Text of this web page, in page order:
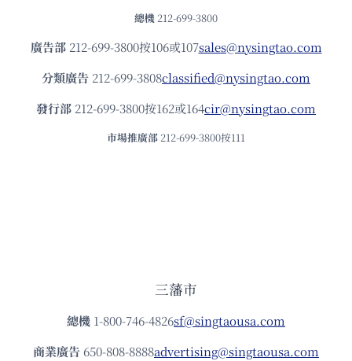
總機 212-699-3800
廣告部212-699-3800按106或107sales@nysingtao.com
分類廣告 212-699-3808classified@nysingtao.com
發⾏部 212-699-3800按162或164cir@nysingtao.com
市場推廣部 212-699-3800按111
三藩市
總機 1-800-746-4826sf@singtaousa.com
商業廣告 650-808-8888advertising@singtaousa.com